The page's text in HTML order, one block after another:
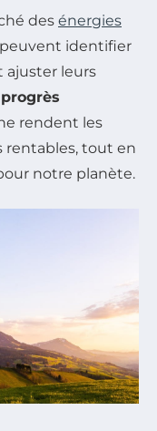
des énergies
peuvent identifier
ajuster leurs
progrès
rendent les
rentables, tout en
notre planète.